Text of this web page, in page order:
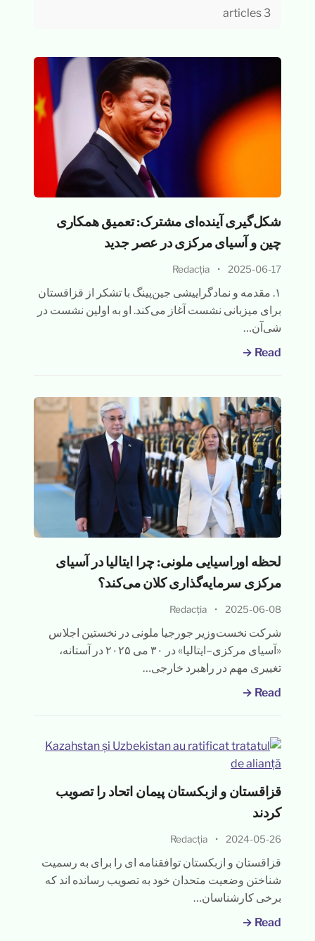
3 articles
شکل‌گیری آینده‌ای مشترک: تعمیق همکاری
چین و آسیای مرکزی در عصر جدید
2025-06-17
•
Redacția
۱. مقدمه و نمادگراییشی جین‌پینگ با تشکر از قزاقستان
برای میزبانی نشست آغاز می‌کند. او به اولین نشست در
شی‌آن…
Read →
لحظه اوراسیایی ملونی: چرا ایتالیا در آسیای
مرکزی سرمایه‌گذاری کلان می‌کند؟
2025-06-08
•
Redacția
شرکت نخست‌وزیر جورجیا ملونی در نخستین اجلاس
«آسیای مرکزی–ایتالیا» در ۳۰ می ۲۰۲۵ در آستانه،
تغییری مهم در راهبرد خارجی…
Read →
قزاقستان و ازبکستان پیمان اتحاد را تصویب
کردند
2024-05-26
•
Redacția
قزاقستان و ازبکستان توافقنامه ای را برای به رسمیت
شناختن وضعیت متحدان خود به تصویب رسانده اند که
برخی کارشناسان…
Read →